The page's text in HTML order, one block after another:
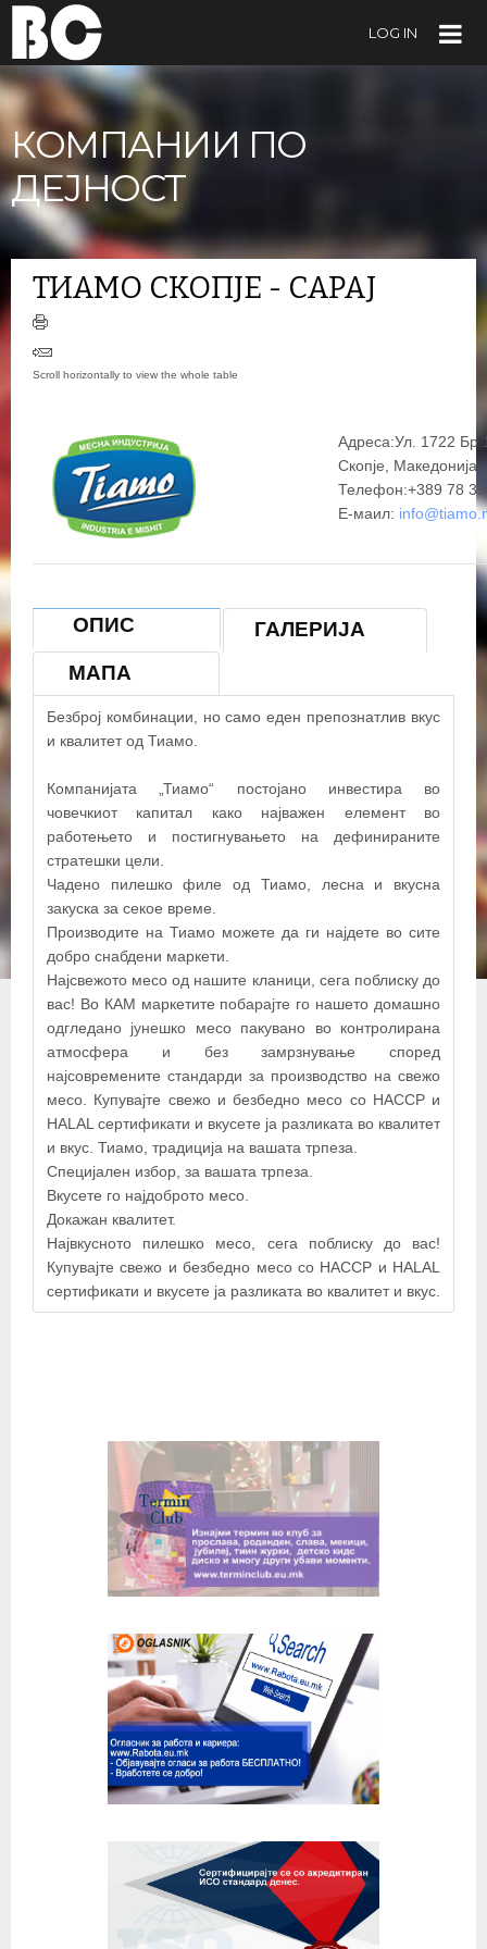
LOG IN
КОМПАНИИ ПО
ДЕЈНОСТ
ТИАМО СКОПЈЕ - САРАЈ
Адреса:Ул. 1722
Скопје, Македонија
Телефон:+389 78
Е-маил:
ОПИС
ГАЛЕРИЈА
МАПА
Безброј комбинации, но само еден препознатлив вкус
и квалитет од Тиамо.
Компанијата „Тиамо“ постојано инвестира во
човечкиот капитал како најважен елемент во
работењето и постигнувањето на дефинираните
стратешки цели.
Чадено пилешко филе од Тиамо, лесна и вкусна
закуска за секое време.
Производите на Тиамо можете да ги најдете во сите
добро снабдени маркети.
Најсвежото месо од нашите кланици, сега поблиску до
вас! Во КАМ маркетите побарајте го нашето домашно
одгледано јунешко месо пакувано во контролирана
атмосфера и без замрзнување според
најсовремените стандарди за производство на свежо
месо. Купувајте свежо и безбедно месо со HACCP и
HALAL сертификати и вкусете ја разликата во квалитет
и вкус. Тиамо, традиција на вашата трпеза.
Специјален избор, за вашата трпеза.
Вкусете го најдоброто месо.
Докажан квалитет.
Највкусното пилешко месо, сега поблиску до вас!
Купувајте свежо и безбедно месо со HACCP и HALAL
сертификати и вкусете ја разликата во квалитет и вкус.
ТИАМО СКОПЈЕ - САРАЈ
×
+
−
© OpenStreetMap contributors